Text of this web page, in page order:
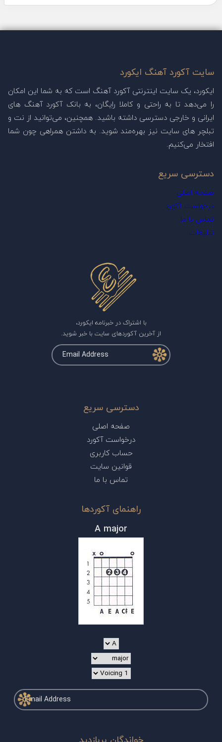
سایت آکورد آهنگ ایکورد
ایکورد، یک سایت اینترنتی آکورد آهنگ است که به شما این امکان
را می‌دهد تا به راحتی و کاملا رایگان، به بانک آکورد آهنگ های
ایرانی و خارجی دسترسی داشته باشید. همچنین، می‌توانید از نت و
تبلچر های سایت نیز بهره‌مند شوید. به داشتن همراهی چون شما
افتخار می‌کنیم.
دسترسی سریع
صفحه اصلی
درخواست آکورد
تماس با ما
تبلیغات
با اشتراک در خبرنامه ایکورد،
از آخرین آکوردهای سایت با خبر شوید.
دسترسی سریع
صفحه اصلی
درخواست آکورد
حساب کاربری
قوانین سایت
تماس با ما
راهنمای آکوردها
A major